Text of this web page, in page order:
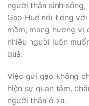
người thân sinh
Gạo Huế nổi tiếng
mềm, mang hương vị
nhiều người luôn
quà.
Việc gửi gạo không
hiện sự quan tâm,
người thân ở xa.